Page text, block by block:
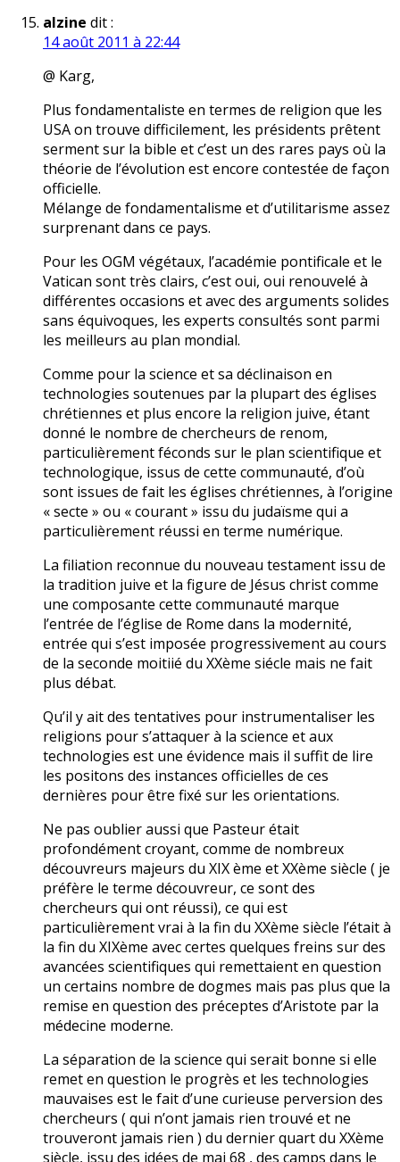
alzine dit :
14 août 2011 à 22:44
@ Karg,
Plus fondamentaliste en termes de religion que les
USA on trouve difficilement, les présidents prêtent
serment sur la bible et c’est un des rares pays où la
théorie de l’évolution est encore contestée de façon
officielle.
Mélange de fondamentalisme et d’utilitarisme assez
surprenant dans ce pays.
Pour les OGM végétaux, l’académie pontificale et le
Vatican sont très clairs, c’est oui, oui renouvelé à
différentes occasions et avec des arguments solides
sans équivoques, les experts consultés sont parmi
les meilleurs au plan mondial.
Comme pour la science et sa déclinaison en
technologies soutenues par la plupart des églises
chrétiennes et plus encore la religion juive, étant
donné le nombre de chercheurs de renom,
particulièrement féconds sur le plan scientifique et
technologique, issus de cette communauté, d’où
sont issues de fait les églises chrétiennes, à l’origine
« secte » ou « courant » issu du judaïsme qui a
particulièrement réussi en terme numérique.
La filiation reconnue du nouveau testament issu de
la tradition juive et la figure de Jésus christ comme
une composante cette communauté marque
l’entrée de l’église de Rome dans la modernité,
entrée qui s’est imposée progressivement au cours
de la seconde moitiié du XXème siécle mais ne fait
plus débat.
Qu’il y ait des tentatives pour instrumentaliser les
religions pour s’attaquer à la science et aux
technologies est une évidence mais il suffit de lire
les positons des instances officielles de ces
dernières pour être fixé sur les orientations.
Ne pas oublier aussi que Pasteur était
profondément croyant, comme de nombreux
découvreurs majeurs du XIX ème et XXème siècle ( je
préfère le terme découvreur, ce sont des
chercheurs qui ont réussi), ce qui est
particulièrement vrai à la fin du XXème siècle l’était à
la fin du XIXème avec certes quelques freins sur des
avancées scientifiques qui remettaient en question
un certains nombre de dogmes mais pas plus que la
remise en question des préceptes d’Aristote par la
médecine moderne.
La séparation de la science qui serait bonne si elle
remet en question le progrès et les technologies
mauvaises est le fait d’une curieuse perversion des
chercheurs ( qui n’ont jamais rien trouvé et ne
trouveront jamais rien ) du dernier quart du XXème
siècle, issu des idées de mai 68 , des camps dans le